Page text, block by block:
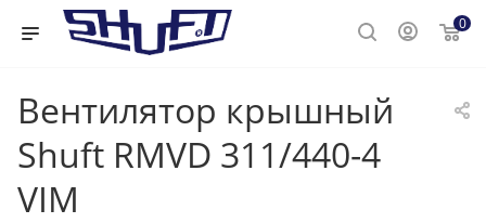
0
Вентилятор крышный
Shuft RMVD 311/440-4
VIM